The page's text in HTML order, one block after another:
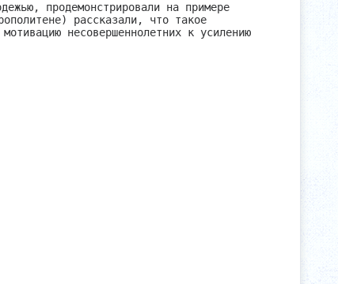
продемонстрировали на примере
рассказали, что такое
несовершеннолетних к усилению